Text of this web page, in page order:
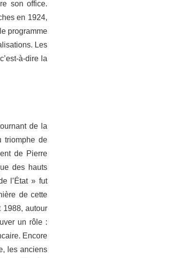
son office.
en 1924,
programme
Les
à-dire la
de la
triomphe de
de Pierre
des hauts
l’État » fut
de cette
1988, autour
un rôle :
Encore
les anciens